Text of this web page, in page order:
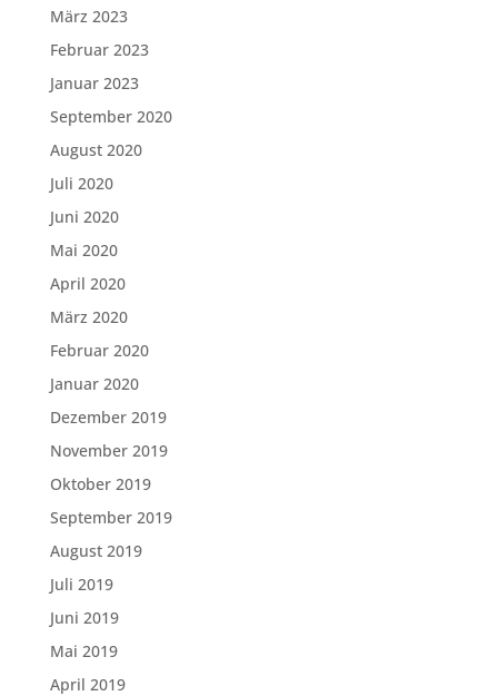
März 2023
Februar 2023
Januar 2023
September 2020
August 2020
Juli 2020
Juni 2020
Mai 2020
April 2020
März 2020
Februar 2020
Januar 2020
Dezember 2019
November 2019
Oktober 2019
September 2019
August 2019
Juli 2019
Juni 2019
Mai 2019
April 2019